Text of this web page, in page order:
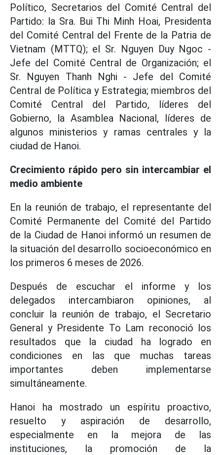
Político, Secretarios del Comité Central del
Partido: la Sra. Bui Thi Minh Hoai, Presidenta
del Comité Central del Frente de la Patria de
Vietnam (MTTQ); el Sr. Nguyen Duy Ngoc -
Jefe del Comité Central de Organización; el
Sr. Nguyen Thanh Nghi - Jefe del Comité
Central de Política y Estrategia; miembros del
Comité Central del Partido, líderes del
Gobierno, la Asamblea Nacional, líderes de
algunos ministerios y ramas centrales y la
ciudad de Hanoi.
Crecimiento rápido pero sin intercambiar el
medio ambiente
En la reunión de trabajo, el representante del
Comité Permanente del Comité del Partido
de la Ciudad de Hanoi informó un resumen de
la situación del desarrollo socioeconómico en
los primeros 6 meses de 2026.
Después de escuchar el informe y los
delegados intercambiaron opiniones, al
concluir la reunión de trabajo, el Secretario
General y Presidente To Lam reconoció los
resultados que la ciudad ha logrado en
condiciones en las que muchas tareas
importantes deben implementarse
simultáneamente.
Hanoi ha mostrado un espíritu proactivo,
resuelto y aspiración de desarrollo,
especialmente en la mejora de las
instituciones, la promoción de la